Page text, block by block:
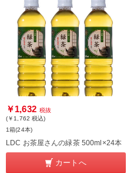
￥1,632 税抜
(￥1,762 税込)
1箱(24本)
LDC お茶屋さんの緑茶 500ml×24本
カートへ